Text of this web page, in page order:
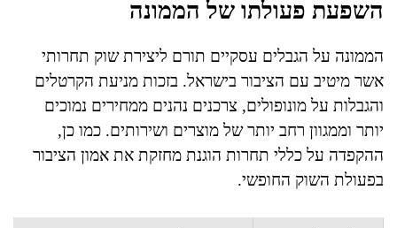
השפעת פעולתו של הממונה
הממונה על הגבלים עסקיים תורם ליצירת שוק תחרותי
אשר מיטיב עם הציבור בישראל. בזכות מניעת הקרטלים
והגבלות על מונופולים, צרכנים נהנים ממחירים נמוכים
יותר וממגוון רחב יותר של מוצרים ושירותים. כמו כן,
ההקפדה על כללי תחרות הוגנת מחזקת את אמון הציבור
בפעולת השוק החופשי.